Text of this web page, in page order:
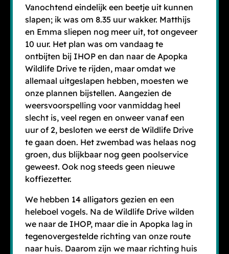
Vanochtend eindelijk een beetje uit kunnen
slapen; ik was om 8.35 uur wakker. Matthijs
en Emma sliepen nog meer uit, tot ongeveer
10 uur. Het plan was om vandaag te
ontbijten bij IHOP en dan naar de Apopka
Wildlife Drive te rijden, maar omdat we
allemaal uitgeslapen hebben, moesten we
onze plannen bijstellen. Aangezien de
weersvoorspelling voor vanmiddag heel
slecht is, veel regen en onweer vanaf een
uur of 2, besloten we eerst de Wildlife Drive
te gaan doen. Het zwembad was helaas nog
groen, dus blijkbaar nog geen poolservice
geweest. Ook nog steeds geen nieuwe
koffiezetter.
We hebben 14 alligators gezien en een
heleboel vogels. Na de Wildlife Drive wilden
we naar de IHOP, maar die in Apopka lag in
tegenovergestelde richting van onze route
naar huis. Daarom zijn we maar richting huis